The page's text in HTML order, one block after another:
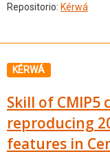
Repositorio: Kérwá
KÉRWÁ
Skill of CMIP5
reproducing
features in